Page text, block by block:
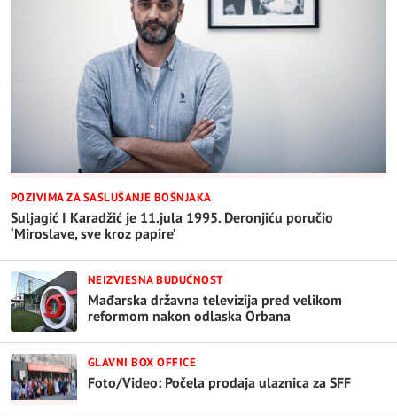
POZIVIMA ZA SASLUŠANJE BOŠNJAKA
Suljagić I Karadžić je 11.jula 1995. Deronjiću poručio
‘Miroslave, sve kroz papire’
NEIZVJESNA BUDUĆNOST
Mađarska državna televizija pred velikom
reformom nakon odlaska Orbana
GLAVNI BOX OFFICE
Foto/Video: Počela prodaja ulaznica za SFF